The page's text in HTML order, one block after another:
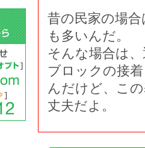
昔の民家の場
も多いんだ。
そんな場合は
ブロックの接
んだけど、こ
丈夫だよ。